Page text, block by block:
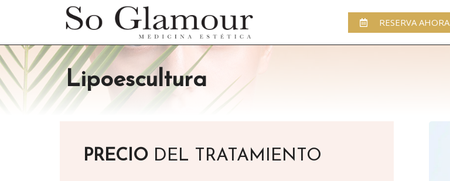
RESERVA AHORA
Lipoescultura
PRECIO DEL TRATAMIENTO